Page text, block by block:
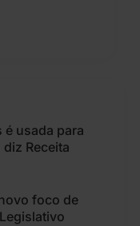
é usada para
Receita
foco de